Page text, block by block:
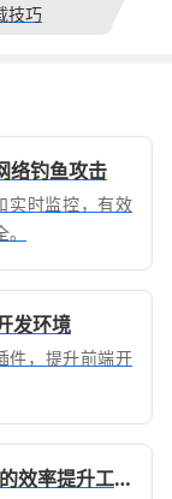
技巧
络钓鱼攻击
实时监控，有效
发环境
件，提升前端开
Chrome浏览器插件适合编程刷题用户的效率提升工具